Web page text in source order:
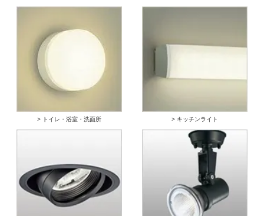
> トイレ・浴室・洗面所 > キッチンライト